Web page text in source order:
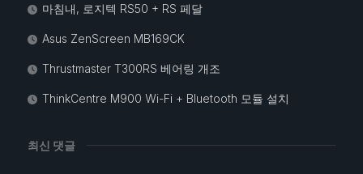
마침내, 로지텍 RS50 + RS 페달
Asus ZenScreen MB169CK
Thrustmaster T300RS 베어링 개조
ThinkCentre M900 Wi-Fi + Bluetooth 모듈 설치
최신 댓글